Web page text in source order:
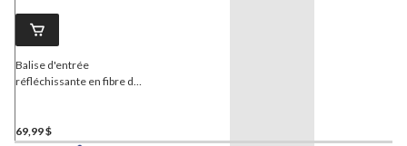
Balise d'entrée
réfléchissante en fibre de
69,99 $